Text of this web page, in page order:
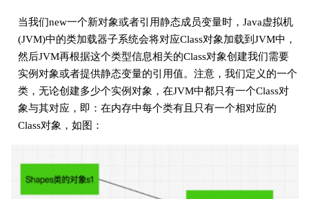
当我们new一个新对象或者引用静态成员变量时，Java虚拟机
(JVM)中的类加载器子系统会将对应Class对象加载到JVM中，
然后JVM再根据这个类型信息相关的Class对象创建我们需要
实例对象或者提供静态变量的引用值。注意，我们定义的一个
类，无论创建多少个实例对象，在JVM中都只有一个Class对
象与其对应，即：在内存中每个类有且只有一个相对应的
Class对象，如图：